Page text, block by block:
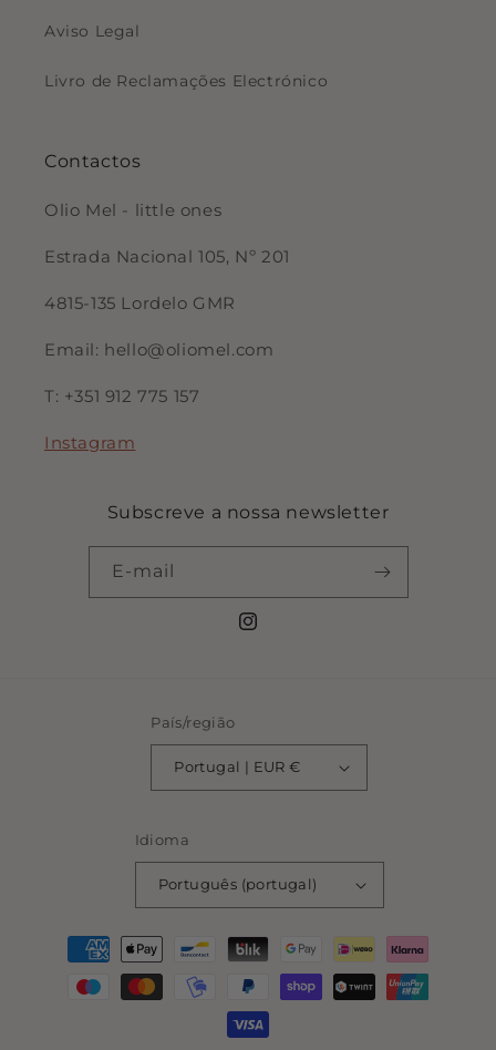
Aviso Legal
Livro de Reclamações Electrónico
Contactos
Olio Mel - little ones
Estrada Nacional 105, Nº 201
4815-135 Lordelo GMR
Email: hello@oliomel.com
T: +351 912 775 157
Instagram
Subscreve a nossa newsletter
E-mail
Instagram
País/região
Portugal | EUR €
Idioma
Português (portugal)
Métodos
pagamento